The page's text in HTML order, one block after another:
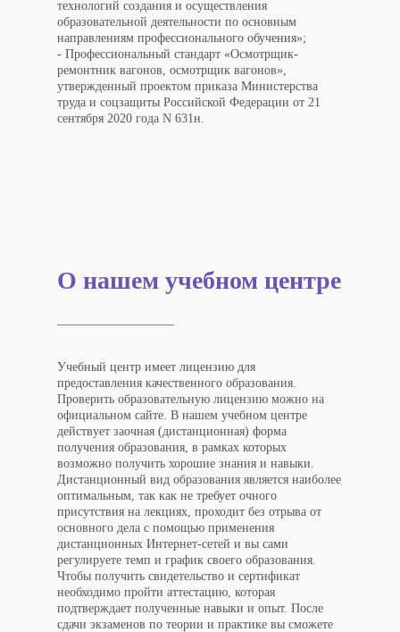
технологий создания и осуществления
образовательной деятельности по основным
направлениям профессионального обучения»;
- Профессиональный стандарт «Осмотрщик-
ремонтник вагонов, осмотрщик вагонов»,
утвержденный проектом приказа Министерства
труда и соцзащиты Российской Федерации от 21
сентября 2020 года N 631н.
О нашем учебном центре
Учебный центр имеет лицензию для
предоставления качественного образования.
Проверить образовательную лицензию можно на
официальном сайте. В нашем учебном центре
действует заочная (дистанционная) форма
получения образования, в рамках которых
возможно получить хорошие знания и навыки.
Дистанционный вид образования является наиболее
оптимальным, так как не требует очного
присутствия на лекциях, проходит без отрыва от
основного дела с помощью применения
дистанционных Интернет-сетей и вы сами
регулируете темп и график своего образования.
Чтобы получить свидетельство и сертификат
необходимо пройти аттестацию, которая
подтверждает полученные навыки и опыт. После
сдачи экзаменов по теории и практике вы сможете